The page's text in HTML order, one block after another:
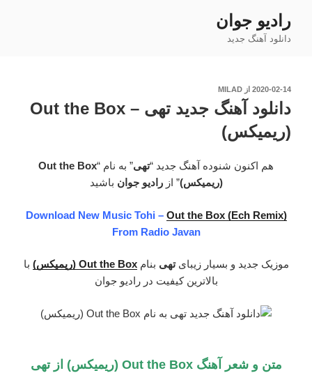
محتوا
رادیو جوان
دانلود آهنگ جدید
نوشته‌شده
2020-02-14 از MILAD
دانلود آهنگ جدید تهی – Out the Box
(ریمیکس)
هم اکنون شنوده آهنگ جدید “تهی” به نام “Out the Box
(ریمیکس)” ازرادیو جوان باشید
Download New Music Tohi – Out the Box (Ech Remix)
From Radio Javan
موزیک جدید و بسیار زیبایتهی بنامOut the Box (ریمیکس)
با
بالاترین کیفیت در رادیو جوان
متن و شعر آهنگOut the Box (ریمیکس) از تهی